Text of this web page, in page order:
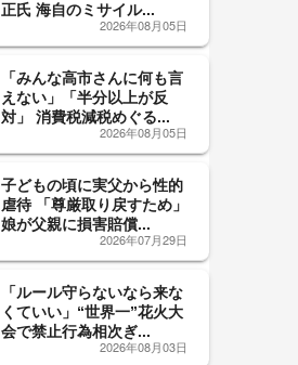
正氏 海自のミサイル...
2026年08月05日
「みんな高市さんに何も言
えない」「半分以上が反
対」 消費税減税めぐる...
2026年08月05日
子どもの頃に実父から性的
虐待 「尊厳取り戻すため」
娘が父親に損害賠償...
2026年07月29日
「ルール守らないなら来な
くていい」“世界一”花火大
会で禁止行為相次ぎ...
2026年08月03日